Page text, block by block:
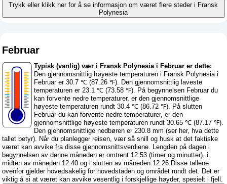
Trykk eller klikk her for å se informasjon om været flere steder i Fransk
Polynesia
Februar
Typisk (vanlig) vær i Fransk Polynesia i Februar er dette:
Den gjennomsnittlig høyeste temperaturen i Fransk Polynesia i
Februar er 30.7 ℃ (87.26 ℉). Den gjennomsnittlig laveste
temperaturen er 23.1 ℃ (73.58 ℉). På begynnelsen Februar du
kan forvente nedre temperaturer, er den gjennomsnittlige
høyeste temperaturen rundt 30.4 ℃ (86.72 ℉). På slutten
Februar du kan forvente nedre temperaturer, er den
gjennomsnittlige høyeste temperaturen rundt 30.65 ℃ (87.17 ℉).
Den gjennomsnittlige nedbøren er 230.8 mm (ser her, hva dette
tallet betyr). Når du planlegger reisen, vær så snill og husk at det faktiske
været kan avvike fra disse gjennomsnittsverdiene. Lengden på dagen i
begynnelsen av denne måneden er omtrent 12:53 (timer og minutter), i
midten av måneden 12:40 og i slutten av måneden 12:26.Disse tallene
ovenfor gjelder hovedsakelig for hovedstaden og området rundt det. Det er
viktig å si at været kan avvike vesentlig i forskjellige høyder, spesielt i fjell.